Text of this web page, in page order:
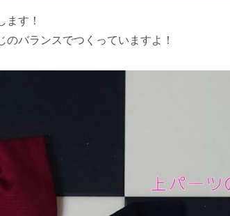
ます！
バランスでつくっていますよ！